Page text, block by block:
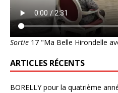
Sortie 17 "Ma Belle Hirondelle
ARTICLES RÉCENTS
BORELLY pour la quatrième